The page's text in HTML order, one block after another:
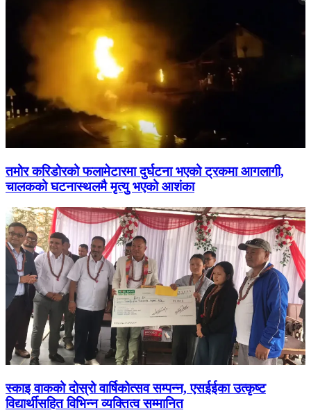
तमोर करिडोरको फलामेटारमा दुर्घटना भएको ट्रकमा आगलागी,
चालकको घटनास्थलमै मृत्यु भएको आशंका
स्काइ वाकको दोस्रो वार्षिकोत्सव सम्पन्न, एसईईका उत्कृष्ट
विद्यार्थीसहित विभिन्न व्यक्तित्व सम्मानित